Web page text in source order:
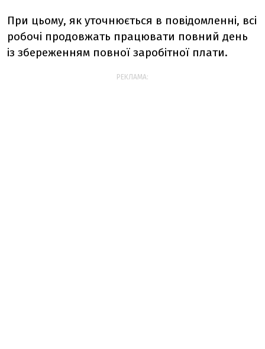
При цьому, як уточнюється в повідомленні, всі
робочі продовжать працювати повний день
із збереженням повної заробітної плати.
РЕКЛАМА: